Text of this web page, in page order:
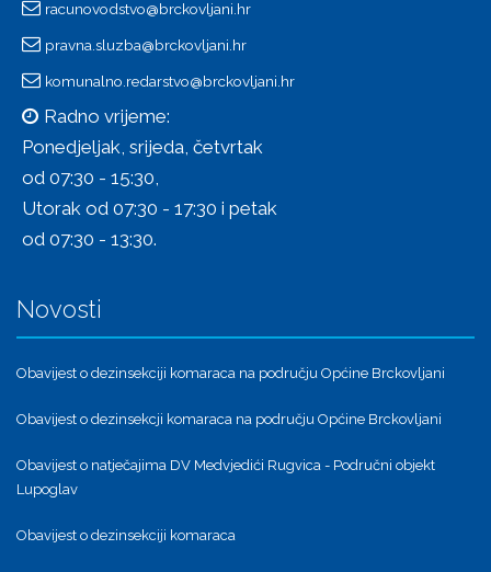
racunovodstvo@brckovljani.hr
pravna.sluzba@brckovljani.hr
komunalno.redarstvo@brckovljani.hr
Radno vrijeme:
Ponedjeljak, srijeda, četvrtak
od 07:30 - 15:30,
Utorak od 07:30 - 17:30 i petak
od 07:30 - 13:30.
Novosti
Obavijest o dezinsekciji komaraca na području Općine Brckovljani
Obavijest o dezinsekcji komaraca na području Općine Brckovljani
Obavijest o natječajima DV Medvjedići Rugvica - Područni objekt
Lupoglav
Obavijest o dezinsekciji komaraca